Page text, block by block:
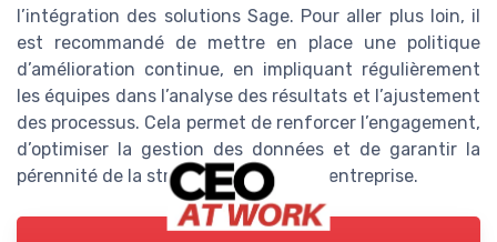
l’intégration des solutions Sage. Pour aller plus loin, il
est recommandé de mettre en place une politique
d’amélioration continue, en impliquant régulièrement
les équipes dans l’analyse des résultats et l’ajustement
des processus. Cela permet de renforcer l’engagement,
d’optimiser la gestion des données et de garantir la
pérennité de la stratégie digitale de l’entreprise.